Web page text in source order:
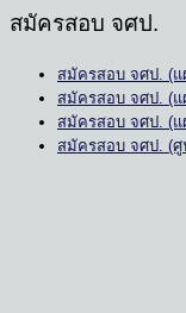
สมัครสอบ จศป.
สมัครสอบ จศป. (
สมัครสอบ จศป. (
สมัครสอบ จศป. (
สมัครสอบ จศป. (